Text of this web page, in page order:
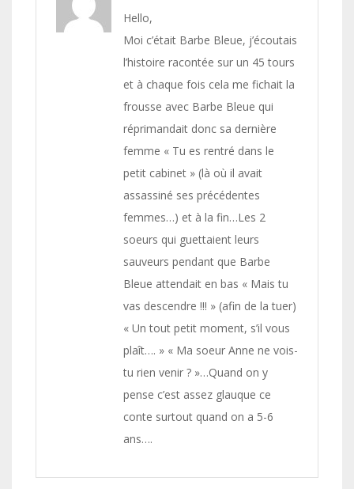
Hello,
Moi c’était Barbe Bleue, j’écoutais
l’histoire racontée sur un 45 tours
et à chaque fois cela me fichait la
frousse avec Barbe Bleue qui
réprimandait donc sa dernière
femme « Tu es rentré dans le
petit cabinet » (là où il avait
assassiné ses précédentes
femmes…) et à la fin…Les 2
soeurs qui guettaient leurs
sauveurs pendant que Barbe
Bleue attendait en bas « Mais tu
vas descendre !!! » (afin de la tuer)
« Un tout petit moment, s’il vous
plaît…. » « Ma soeur Anne ne vois-
tu rien venir ? »…Quand on y
pense c’est assez glauque ce
conte surtout quand on a 5-6
ans….